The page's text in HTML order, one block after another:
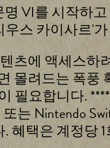
명 VI를 시작하
우스 카이사르'
츠에 액세스
몰려드는 폭풍
필요합니다.
또는 Nintendo
혜택은 계정당